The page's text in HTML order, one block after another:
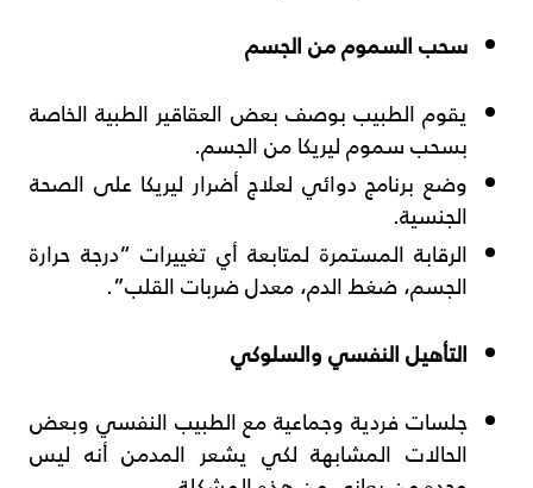
سحب السموم من الجسم
يقوم الطبيب بوصف بعض العقاقير الطبية الخاصة
بسحب سموم ليريكا من الجسم.
وضع برنامج دوائي لعلاج أضرار ليريكا على الصحة
الجنسية.
الرقابة المستمرة لمتابعة أي تغييرات “درجة حرارة
الجسم، ضغط الدم، معدل ضربات القلب”.
التأهيل النفسي والسلوكي
جلسات فردية وجماعية مع الطبيب النفسي وبعض
الحالات المشابهة لكي يشعر المدمن أنه ليس